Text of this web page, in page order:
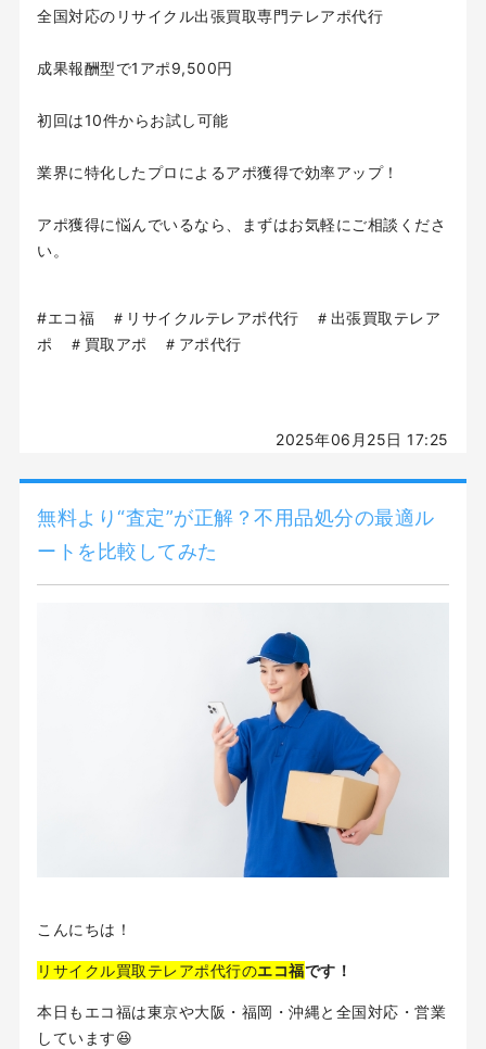
全国対応のリサイクル出張買取専門テレアポ代行
成果報酬型で1アポ9,500円
初回は10件からお試し可能
業界に特化したプロによるアポ獲得で効率アップ！
アポ獲得に悩んでいるなら、まずはお気軽にご相談くださ
い。
#エコ福 ＃リサイクルテレアポ代行 ＃出張買取テレア
ポ ＃買取アポ ＃アポ代行
2025年06月25日 17:25
無料より“査定”が正解？不用品処分の最適ル
ートを比較してみた
こんにちは！
リサイクル買取テレアポ代行のエコ福です！
本日もエコ福は東京や大阪・福岡・沖縄と全国対応・営業
しています😆